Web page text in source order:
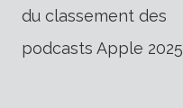
de
du classement des
podcasts Apple 2025